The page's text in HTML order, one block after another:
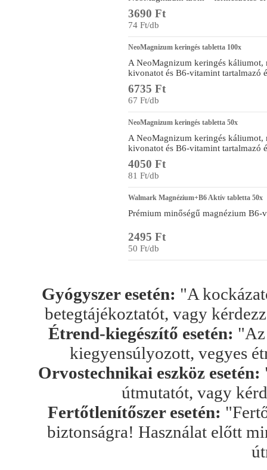
3690 Ft
74 Ft/db
NeoMagnizum keringés tabletta 100x
A NeoMagnizum keringés káliumot,
kivonatot és B6-vitamint tartalmazó
6735 Ft
67 Ft/db
NeoMagnizum keringés tabletta 50x
A NeoMagnizum keringés káliumot,
kivonatot és B6-vitamint tartalmazó
4050 Ft
81 Ft/db
Walmark Magnézium+B6 Aktív tabletta 50x
Prémium minőségű magnézium
2495 Ft
50 Ft/db
Gyógyszer esetén: "A
betegtájékoztatót, vagy
Étrend-kiegészítő esetén: "Az
kiegyensúlyozott, vegyes
Orvostechnikai eszköz esetén:
útmutatót, vagy
Fertőtlenítőszer esetén:
biztonságra! Használat előtt